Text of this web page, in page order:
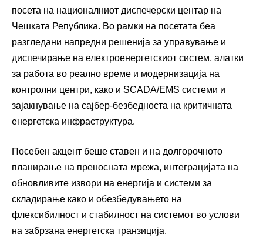
посета на националниот диспечерски центар на
Чешката Република. Во рамки на посетата беа
разгледани напредни решенија за управување и
диспечирање на електроенергетскиот систем, алатки
за работа во реално време и модернизација на
контролни центри, како и SCADA/EMS системи и
зајакнување на сајбер-безбедноста на критичната
енергетска инфраструктура.
Посебен акцент беше ставен и на долгорочното
планирање на преносната мрежа, интеграцијата на
обновливите извори на енергија и системи за
складирање како и обезбедувањето на
флексибилност и стабилност на системот во услови
на забрзана енергетска транзиција.